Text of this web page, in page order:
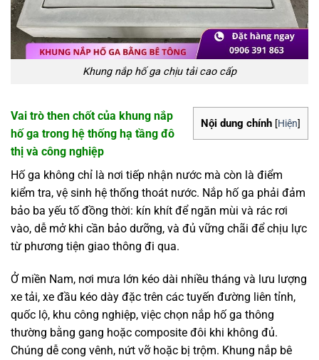
Khung nắp hố ga chịu tải cao cấp
Nội dung chính [Hiện]
Vai trò then chốt của khung nắp
hố ga trong hệ thống hạ tầng đô
thị và công nghiệp
Hố ga không chỉ là nơi tiếp nhận nước mà còn là điểm
kiểm tra, vệ sinh hệ thống thoát nước. Nắp hố ga phải đảm
bảo ba yếu tố đồng thời: kín khít để ngăn mùi và rác rơi
vào, dễ mở khi cần bảo dưỡng, và đủ vững chãi để chịu lực
từ phương tiện giao thông đi qua.
Ở miền Nam, nơi mưa lớn kéo dài nhiều tháng và lưu lượng
xe tải, xe đầu kéo dày đặc trên các tuyến đường liên tỉnh,
quốc lộ, khu công nghiệp, việc chọn nắp hố ga thông
thường bằng gang hoặc composite đôi khi không đủ.
Chúng dễ cong vênh, nứt vỡ hoặc bị trộm. Khung nắp bê